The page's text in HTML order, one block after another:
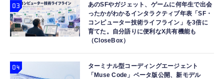
あのSFやガジェット、ゲームに何年生で出会
ったかがわかるインタラクティブ年表「SF・
コンピューター技術ライフライン」を3倍に
育てた。自分語りに便利なX共有機能も
（CloseBox）
ターミナル型コーディングエージェント
「Muse Code」ベータ版公開、新モデル